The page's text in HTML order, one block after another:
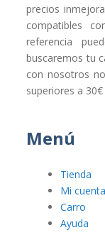
precios
compatibles
referencia
buscaremos tu
con nosotros
superiores a 30€
Menú
Tienda
Mi cuenta
Carro
Ayuda